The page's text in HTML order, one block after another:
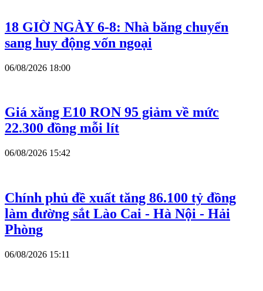
18 GIỜ NGÀY 6-8: Nhà băng chuyển
sang huy động vốn ngoại
06/08/2026 18:00
Giá xăng E10 RON 95 giảm về mức
22.300 đồng mỗi lít
06/08/2026 15:42
Chính phủ đề xuất tăng 86.100 tỷ đồng
làm đường sắt Lào Cai - Hà Nội - Hải
Phòng
06/08/2026 15:11